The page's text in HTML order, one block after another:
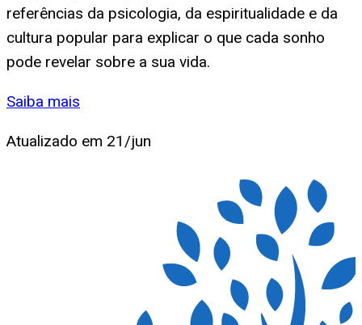
referências da psicologia, da espiritualidade e da
cultura popular para explicar o que cada sonho
pode revelar sobre a sua vida.
Saiba mais
Atualizado em 21/jun